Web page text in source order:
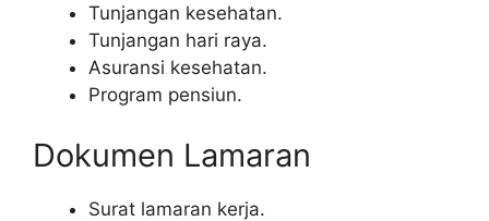
Tunjangan kesehatan.
Tunjangan hari raya.
Asuransi kesehatan.
Program pensiun.
Dokumen Lamaran
Surat lamaran kerja.